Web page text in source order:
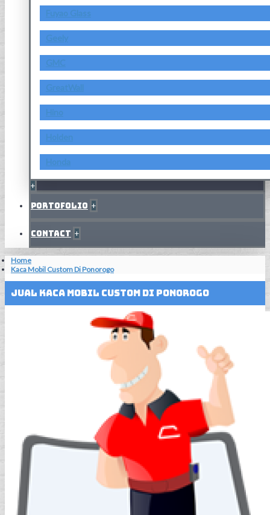
Fuyao Glass
Geely
GMC
GreatWall
Hino
Holden
Honda
+
Portofolio +
Contact +
Home
Kaca Mobil Custom Di Ponorogo
Jual Kaca Mobil Custom Di Ponorogo